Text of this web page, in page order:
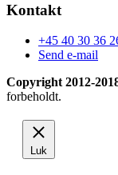
Kontakt
+45 40 30 36
Send e-mail
Copyright 2012-
forbeholdt.
Luk